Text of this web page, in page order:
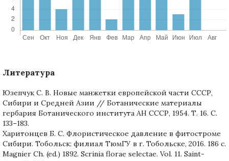
Литература
Юзепчук С. В. Новые манжетки европейской части СССР,
Сибири и Средней Азии // Ботанические материалы
гербария Ботанического института АН СССР, 1954. Т. 16. С.
133–183.
Харитонцев Б. С. Флористическое давление в фитостроме
Сибири. Тобольск: филиал ТюмГУ в г. Тобольске, 2016. 186 с.
Magnier Ch. (ed.) 1892. Scrinia florae selectae. Vol. 11. Saint-